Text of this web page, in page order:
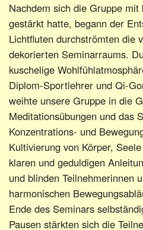
Nachdem sich die Gruppe
gestärkt hatte, begann der
Lichtfluten durchströmten die
dekorierten Seminarraums.
kuschelige
Diplom-Sportlehrer und Qi-
weihte unsere Gruppe in die
Meditationsübungen und das
Konzentrations- und
Kultivierung von Körper,
klaren und geduldigen
und blinden Teilnehmerinnen
harmonischen
Ende des Seminars
Pausen stärkten sich die